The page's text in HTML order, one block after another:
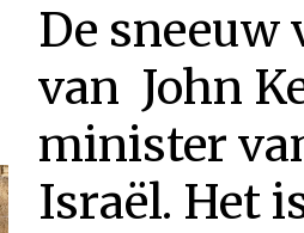
De sneeuw
van John
minister
Israël. Het